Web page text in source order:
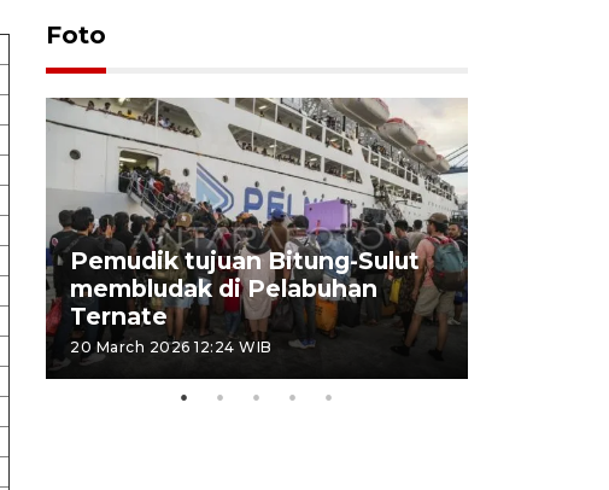
Foto
Pemudik tujuan Bitung-Sulut
membludak di Pelabuhan
Ternate
20 March 2026 12:24 WIB